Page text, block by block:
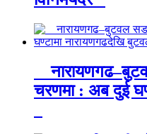
चरणमा : अब दुई